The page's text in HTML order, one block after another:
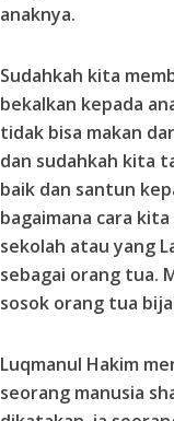
anaknya.
Sudahkah kita
bekalkan kepada
tidak bisa makan
dan sudahkah kita
baik dan santun
bagaimana cara
sekolah atau yang
sebagai orang tua.
sosok orang tua
Luqmanul Hakim
seorang manusia